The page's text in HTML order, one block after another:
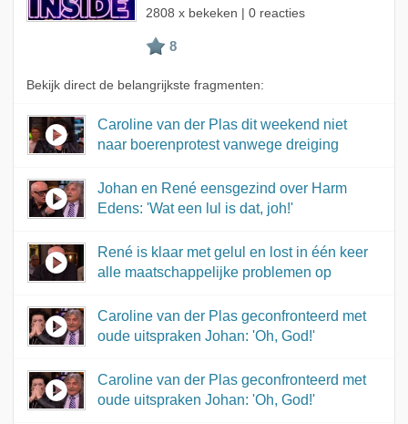
2808 x bekeken | 0 reacties
Bekijk direct de belangrijkste fragmenten:
Caroline van der Plas dit weekend niet
naar boerenprotest vanwege dreiging
Johan en René eensgezind over Harm
Edens: 'Wat een lul is dat, joh!'
René is klaar met gelul en lost in één keer
alle maatschappelijke problemen op
Caroline van der Plas geconfronteerd met
oude uitspraken Johan: 'Oh, God!'
Caroline van der Plas geconfronteerd met
oude uitspraken Johan: 'Oh, God!'